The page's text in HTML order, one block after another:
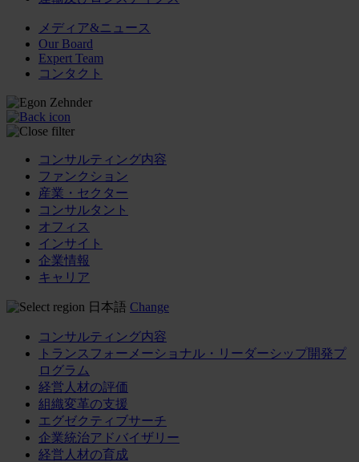
メディア&ニュース
Our Board
Expert Team
コンタクト
コンサルティング内容
ファンクション
産業・セクター
コンサルタント
オフィス
インサイト
企業情報
キャリア
日本語 Change
コンサルティング内容
トランスフォーメーショナル・リーダーシップ開発プ
ログラム
経営人材の評価
組織変革の支援
エグゼクティブサーチ
企業統治アドバイザリー
経営人材の育成